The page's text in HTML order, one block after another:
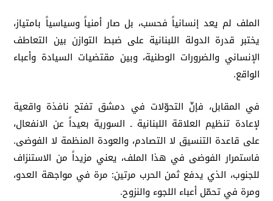
الملف لم يعد إنسانياً فحسب، بل صار أمنياً وسياسياً بامتياز،
يختبر قدرة الدولة اللبنانية على ضبط التوازن بين التعاطف
الإنساني والضرورات الوطنية، وبين مقتضيات السيادة وأعباء
الواقع.
في المقابل، فإنّ التحوّلات في دمشق تفتح نافذة واقعية
لإعادة تنظيم العلاقة اللبنانية ـ السورية بعيداً عن الانفعال،
على قاعدة التنسيق لا التصادم، والعودة المنظمة لا الفوضى.
فاستمرار الفوضى في هذا الملف، يعني مزيداً من الاستنزاف
للجنوب، الذي يدفع ثمن الحرب مرتين: مرة في مواجهة العدو،
ومرة في تحمّل أعباء اللجوء والنزوح.